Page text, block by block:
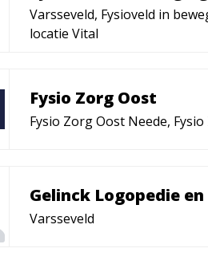
Varsseveld, Fysioveld in
locatie Vital
Fysio Zorg Oost
Fysio Zorg Oost Neede,
Gelinck Logopedie
Varsseveld